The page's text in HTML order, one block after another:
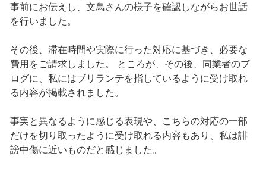
事前にお伝えし、文鳥さんの様子を確認しながらお世話
を行いました。
その後、滞在時間や実際に行った対応に基づき、必要な
費用をご請求しました。 ところが、その後、同業者のブ
ログに、私にはブリランテを指しているように受け取れ
る内容が掲載されました。
事実と異なるように感じる表現や、こちらの対応の一部
だけを切り取ったように受け取れる内容もあり、私は誹
謗中傷に近いものだと感じました。